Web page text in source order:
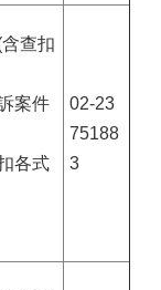
查扣
案件
各式
02-23
75188
3